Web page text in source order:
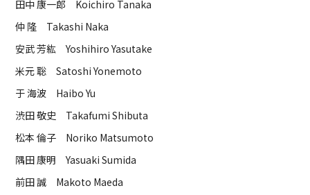
田中 康一郎 Koichiro Tanaka
仲 隆 Takashi Naka
安武 芳紘 Yoshihiro Yasutake
米元 聡 Satoshi Yonemoto
于 海波 Haibo Yu
渋田 敬史 Takafumi Shibuta
松本 倫子 Noriko Matsumoto
隅田 康明 Yasuaki Sumida
前田 誠 Makoto Maeda